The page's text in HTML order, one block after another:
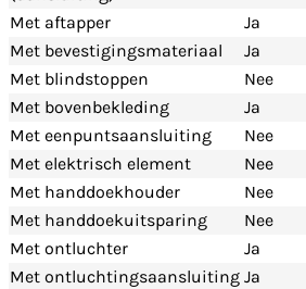
Met aftapper
Ja
Met bevestigingsmateriaal
Ja
Met blindstoppen
Nee
Met bovenbekleding
Ja
Met eenpuntsaansluiting
Nee
Met elektrisch element
Nee
Met handdoekhouder
Nee
Met handdoekuitsparing
Nee
Met ontluchter
Ja
Met ontluchtingsaansluiting Ja